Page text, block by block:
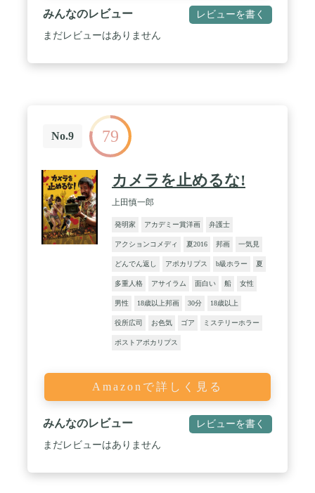
みんなのレビュー レビューを書く
まだレビューはありません
No.9 79
カメラを止めるな!
上田慎一郎
発明家 アカデミー賞洋画 弁護士
アクションコメディ 夏2016 邦画 一気見
どんでん返し アポカリプス b級ホラー 夏
多重人格 アサイラム 面白い 船 女性
男性 18歳以上邦画 30分 18歳以上
役所広司 お色気 ゴア ミステリーホラー
ポストアポカリプス
Amazonで詳しく見る
みんなのレビュー レビューを書く
まだレビューはありません